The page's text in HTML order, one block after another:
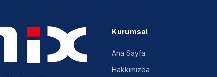
Kurumsal
Ana Sayfa
Hakkımızda